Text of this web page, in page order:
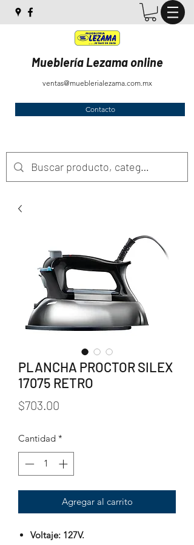
Mueblería Lezama online
ventas@mueblerialezama.com.mx
Contacto
PLANCHA PROCTOR SILEX
17075 RETRO
$703.00
Cantidad *
Agregar al carrito
Voltaje: 127V.